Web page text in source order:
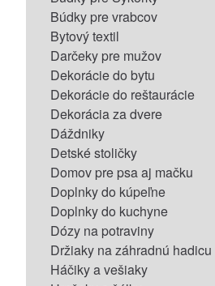
Búdky pre vrabcov
Bytový textil
Darčeky pre mužov
Dekorácie do bytu
Dekorácie do reštaurácie
Dekorácia za dvere
Dáždniky
Detské stoličky
Domov pre psa aj mačku
Doplnky do kúpeľne
Doplnky do kuchyne
Dózy na potraviny
Držiaky na záhradnú hadicu
Háčiky a vešiaky